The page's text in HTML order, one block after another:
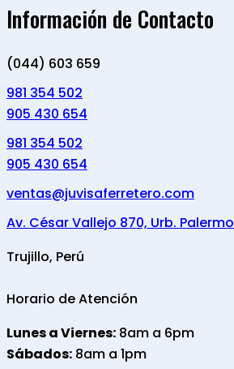
Información de Contacto
(044) 603 659
981 354 502
905 430 654
981 354 502
905 430 654
ventas@juvisaferretero.com
Av. César Vallejo 870, Urb. Palermo
Trujillo, Perú
Horario de Atención
Lunes a Viernes: 8am a 6pm
Sábados: 8am a 1pm